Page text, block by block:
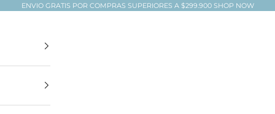
ENVIO GRATIS POR COMPRAS SUPERIORES A $299.900 SHOP NOW